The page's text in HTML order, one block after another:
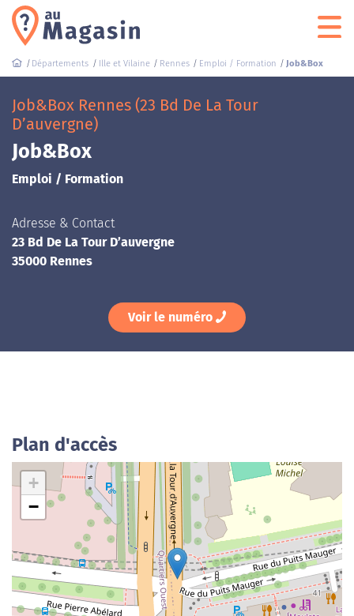
Départements Ille et Vilaine Rennes Emploi / Formation Job&Box
Job&Box Rennes (23 Bd De La Tour
D’auvergne)
Job&Box
Emploi / Formation
Adresse & Contact
23 Bd De La Tour D’auvergne
35000 Rennes
Voir le numéro
Plan d'accès
+
−